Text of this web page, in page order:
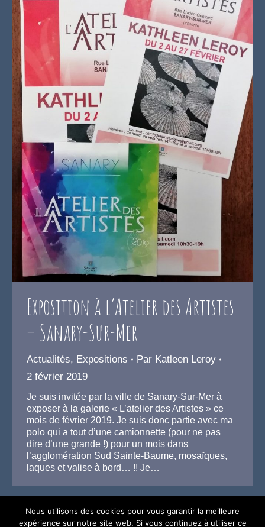
Exposition à l’Atelier des Artistes
– Sanary-Sur-Mer
Actualités, Expositions Par Katleen Leroy
2 février 2019
Je suis invitée par la ville de Sanary-Sur-Mer à
exposer à la galerie « L’atelier des Artistes » ce
mois de février 2019. Je suis donc partie avec ma
polo qui a tout d’une camionnette (pour ne pas
dire d’une grande !) pour un mois dans
l’agglomération Sud Sainte-Baume, mosaïques,
laques et valise à bord… !! Je…
Nous utilisons des cookies pour vous garantir la meilleure
expérience sur notre site web. Si vous continuez à utiliser ce